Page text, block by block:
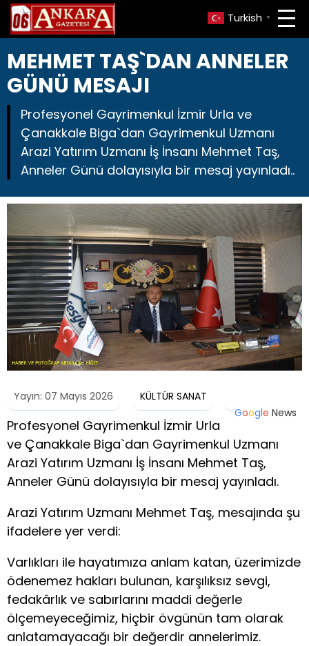
Turkish ▼
MEHMET TAŞ`DAN ANNELER
GÜNÜ MESAJI
Profesyonel Gayrimenkul İzmir Urla ve
Çanakkale Biga`dan Gayrimenkul Uzmanı
Arazi Yatırım Uzmanı İş İnsanı Mehmet Taş,
Anneler Günü dolayısıyla bir mesaj yayınladı..
Yayın: 07 Mayıs 2026
KÜLTÜR SANAT
Google News
Profesyonel Gayrimenkul İzmir Urla
ve Çanakkale Biga`dan Gayrimenkul Uzmanı
Arazi Yatırım Uzmanı İş İnsanı Mehmet Taş,
Anneler Günü dolayısıyla bir mesaj yayınladı.
Arazi Yatırım Uzmanı Mehmet Taş, mesajında şu
ifadelere yer verdi:
Varlıkları ile hayatımıza anlam katan, üzerimizde
ödenemez hakları bulunan, karşılıksız sevgi,
fedakârlık ve sabırlarını maddi değerle
ölçemeyeceğimiz, hiçbir övgünün tam olarak
anlatamayacağı bir değerdir annelerimiz.